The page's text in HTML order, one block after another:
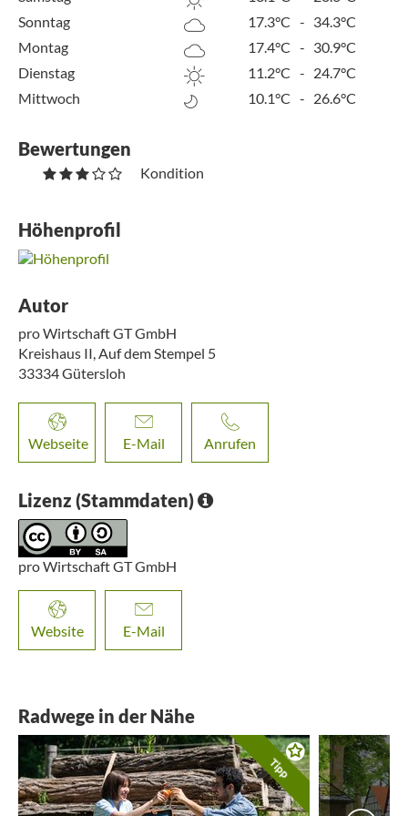
Sonntag
17.3°C - 34.3°C
Montag
17.4°C - 30.9°C
Dienstag
11.2°C - 24.7°C
Mittwoch
10.1°C - 26.6°C
Bewertungen
Kondition
Höhenprofil
Autor
pro Wirtschaft GT GmbH
Kreishaus II, Auf dem Stempel 5
33334Gütersloh
Webseite E-Mail Anrufen
Lizenz (Stammdaten)
pro Wirtschaft GT GmbH
Website E-Mail
Radwege in der Nähe
Tipp